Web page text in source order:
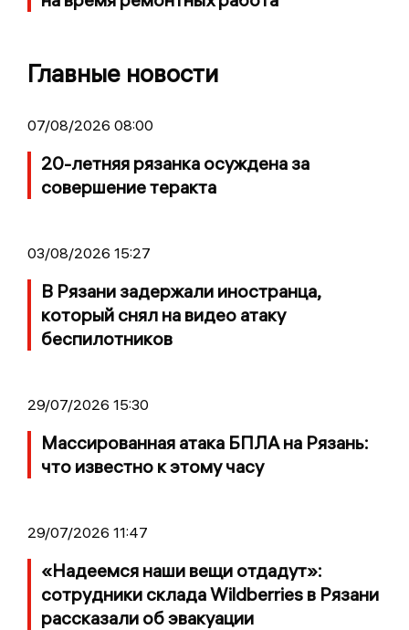
Главные новости
07/08/2026 08:00
20-летняя рязанка осуждена за
совершение теракта
03/08/2026 15:27
В Рязани задержали иностранца,
который снял на видео атаку
беспилотников
29/07/2026 15:30
Массированная атака БПЛА на Рязань:
что известно к этому часу
29/07/2026 11:47
«Надеемся наши вещи отдадут»:
сотрудники склада Wildberries в Рязани
рассказали об эвакуации